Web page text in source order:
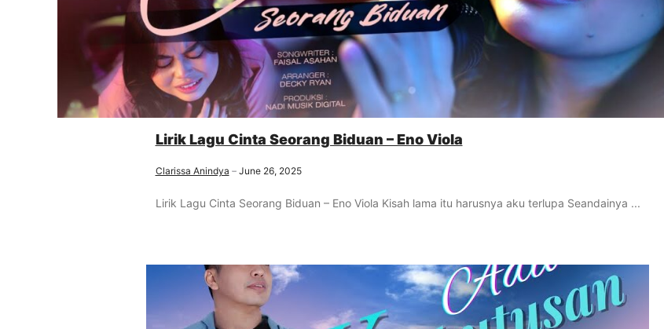
Lirik Lagu Cinta Seorang Biduan – Eno Viola
Clarissa Anindya June 26, 2025
Lirik Lagu Cinta Seorang Biduan – Eno Viola Kisah lama itu harusnya aku terlupa Seandainya ...